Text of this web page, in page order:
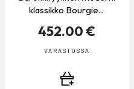
klassikko Bourgie...
452.00 €
VARASTOSSA